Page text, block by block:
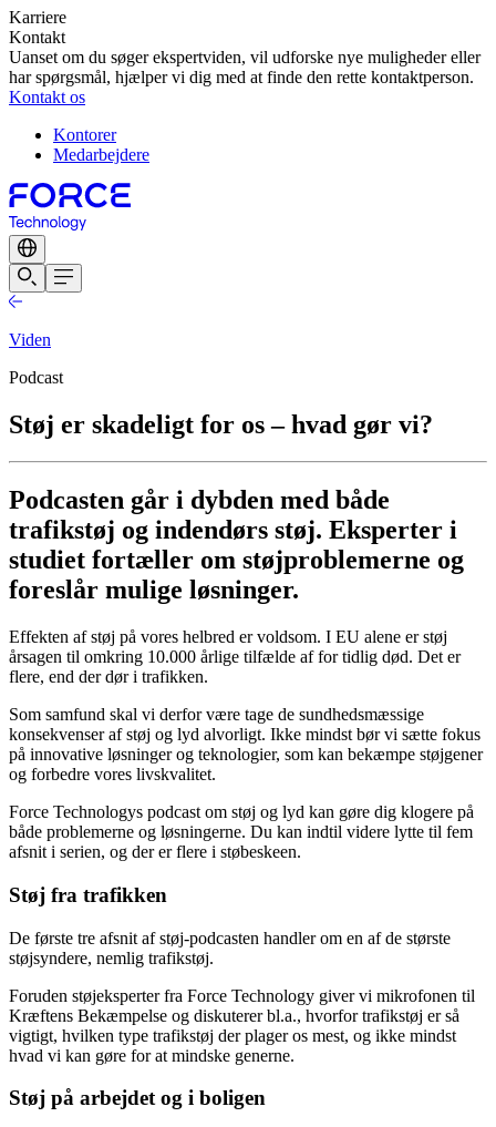
Karriere
Kontakt
Uanset om du søger ekspertviden, vil udforske nye muligheder eller
har spørgsmål, hjælper vi dig med at finde den rette kontaktperson.
Kontakt os
Kontorer
Medarbejdere
Viden
Podcast
Støj er skadeligt for os – hvad gør vi?
Podcasten går i dybden med både
trafikstøj og indendørs støj. Eksperter i
studiet fortæller om støjproblemerne og
foreslår mulige løsninger.
Effekten af støj på vores helbred er voldsom. I EU alene er støj
årsagen til omkring 10.000 årlige tilfælde af for tidlig død. Det er
flere, end der dør i trafikken.
Som samfund skal vi derfor være tage de sundhedsmæssige
konsekvenser af støj og lyd alvorligt. Ikke mindst bør vi sætte fokus
på innovative løsninger og teknologier, som kan bekæmpe støjgener
og forbedre vores livskvalitet.
Force Technologys podcast om støj og lyd kan gøre dig klogere på
både problemerne og løsningerne. Du kan indtil videre lytte til fem
afsnit i serien, og der er flere i støbeskeen.
Støj fra trafikken
De første tre afsnit af støj-podcasten handler om en af de største
støjsyndere, nemlig trafikstøj.
Foruden støjeksperter fra Force Technology giver vi mikrofonen til
Kræftens Bekæmpelse og diskuterer bl.a., hvorfor trafikstøj er så
vigtigt, hvilken type trafikstøj der plager os mest, og ikke mindst
hvad vi kan gøre for at mindske generne.
Støj på arbejdet og i boligen